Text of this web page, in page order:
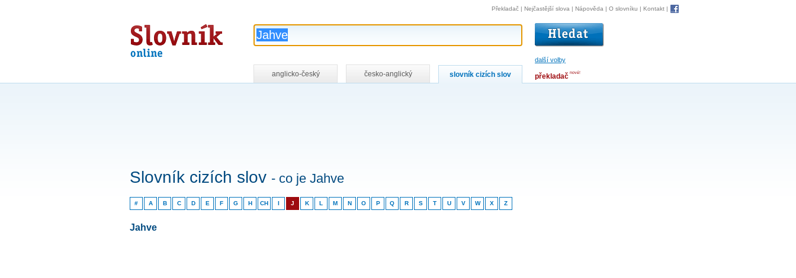
Slovník
online
další volby
Překladač | Nejčastější slova | Nápověda | O slovníku | Kontakt |
anglicko-český česko-anglický slovník cizích slov překladač nové!
Slovník cizích slov - co je Jahve
# A B C D E F G H CH I J K L M N O P Q R S T U V W X Z
Jahve